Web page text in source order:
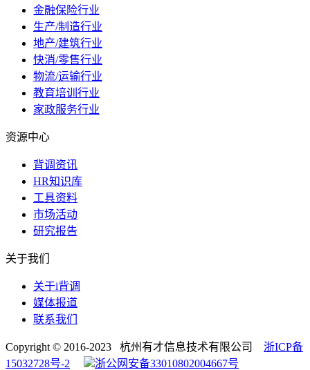
金融保险行业
生产/制造行业
地产/建筑行业
快消/零售行业
物流/运输行业
教育培训行业
家政服务行业
资源中心
背调资讯
HR知识库
工具资料
市场活动
研究报告
关于我们
关于i背调
媒体报道
联系我们
Copyright © 2016-2023 杭州有才信息技术有限公司 浙ICP备
15032728号-2
浙公网安备33010802004667号